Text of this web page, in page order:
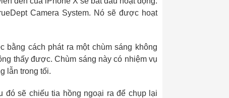
Camera System. Nó sẽ được hoạt
bằng cách phát ra một chùm sáng không
thấy được. Chùm sáng này có nhiệm vụ
lẫn trong tối.
đó sẽ chiếu tia hồng ngoại ra để chụp lại